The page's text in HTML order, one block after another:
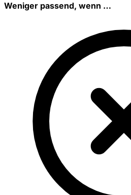
Weniger passend, wenn …